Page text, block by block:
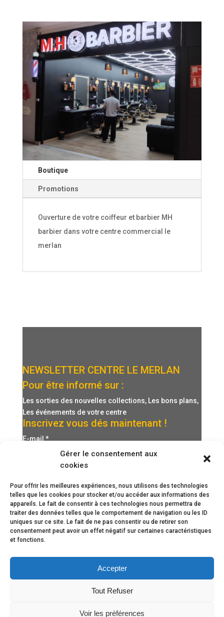
Gérer le consentement aux
cookies
Pour offrir les meilleures expériences, nous utilisons des technologies
telles que les cookies pour stocker et/ou accéder aux informations des
appareils. Le fait de consentir à ces technologies nous permettra de
traiter des données telles que le comportement de navigation ou les ID
uniques sur ce site. Le fait de ne pas consentir ou de retirer son
consentement peut avoir un effet négatif sur certaines caractéristiques
et fonctions.
Accepter
Tout Refuser
Voir les préférences
Boutique
Promotions
Ouverture de votre coiffeur et barbier MH
barbier dans votre centre commercial le
merlan
NEWSLETTER CENTRE LE MERLAN
Pour être informé sur :
Les sorties des nouvelles collections, Les bons plans,
Les événements de votre centre
Inscrivez vous dés maintenant !
E-mail *